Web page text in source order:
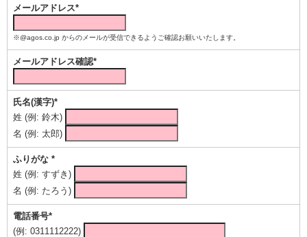
メールアドレス*
※@agos.co.jp からのメールが受信できるようご確認お願いいたします。
メールアドレス確認*
氏名(漢字)*
姓 (例: 鈴木)
名 (例: 太郎)
ふりがな *
姓 (例: すずき)
名 (例: たろう)
電話番号*
(例: 0311112222)